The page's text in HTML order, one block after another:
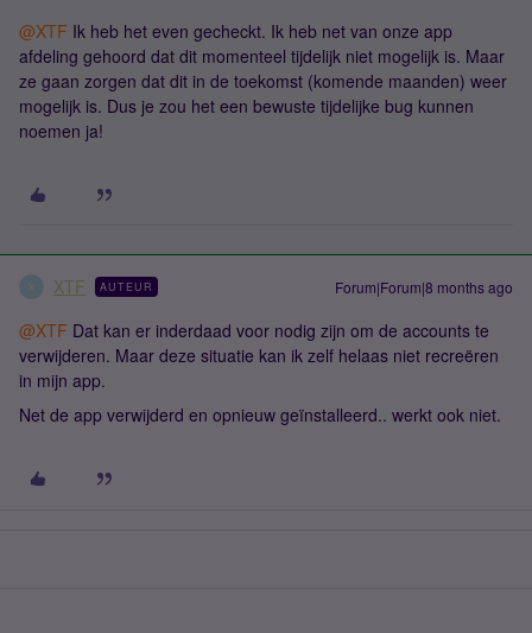
@XTF Ik heb het even gecheckt. Ik heb net van onze app
afdeling gehoord dat dit momenteel tijdelijk niet mogelijk is. Maar
ze gaan zorgen dat dit in de toekomst (komende maanden) weer
mogelijk is. Dus je zou het een bewuste tijdelijke bug kunnen
noemen ja!
XTF AUTEUR Forum|Forum|8 months ago
@XTF Dat kan er inderdaad voor nodig zijn om de accounts te
verwijderen. Maar deze situatie kan ik zelf helaas niet recreëren
in mijn app.
Net de app verwijderd en opnieuw geïnstalleerd.. werkt ook niet.